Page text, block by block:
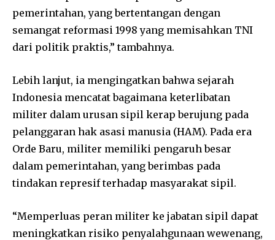
pemerintahan, yang bertentangan dengan
semangat reformasi 1998 yang memisahkan TNI
dari politik praktis,” tambahnya.
Lebih lanjut, ia mengingatkan bahwa sejarah
Indonesia mencatat bagaimana keterlibatan
militer dalam urusan sipil kerap berujung pada
pelanggaran hak asasi manusia (HAM). Pada era
Orde Baru, militer memiliki pengaruh besar
dalam pemerintahan, yang berimbas pada
tindakan represif terhadap masyarakat sipil.
“Memperluas peran militer ke jabatan sipil dapat
meningkatkan risiko penyalahgunaan wewenang,